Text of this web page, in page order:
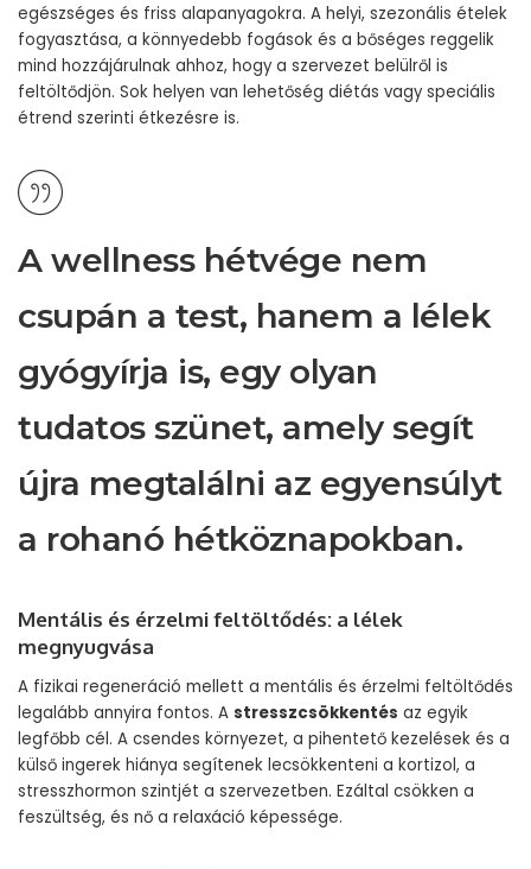
egészséges és friss alapanyagokra. A helyi, szezonális ételek
fogyasztása, a könnyedebb fogások és a bőséges reggelik
mind hozzájárulnak ahhoz, hogy a szervezet belülről is
feltöltődjön. Sok helyen van lehetőség diétás vagy speciális
étrend szerinti étkezésre is.
A wellness hétvége nem
csupán a test, hanem a lélek
gyógyírja is, egy olyan
tudatos szünet, amely segít
újra megtalálni az egyensúlyt
a rohanó hétköznapokban.
Mentális és érzelmi feltöltődés: a lélek
megnyugvása
A fizikai regeneráció mellett a mentális és érzelmi feltöltődés
legalább annyira fontos. A stresszcsökkentés az egyik
legfőbb cél. A csendes környezet, a pihentető kezelések és a
külső ingerek hiánya segítenek lecsökkenteni a kortizol, a
stresszhormon szintjét a szervezetben. Ezáltal csökken a
feszültség, és nő a relaxáció képessége.